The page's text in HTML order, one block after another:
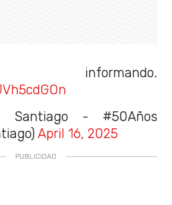
informando.
- #50Años
April 16, 2025